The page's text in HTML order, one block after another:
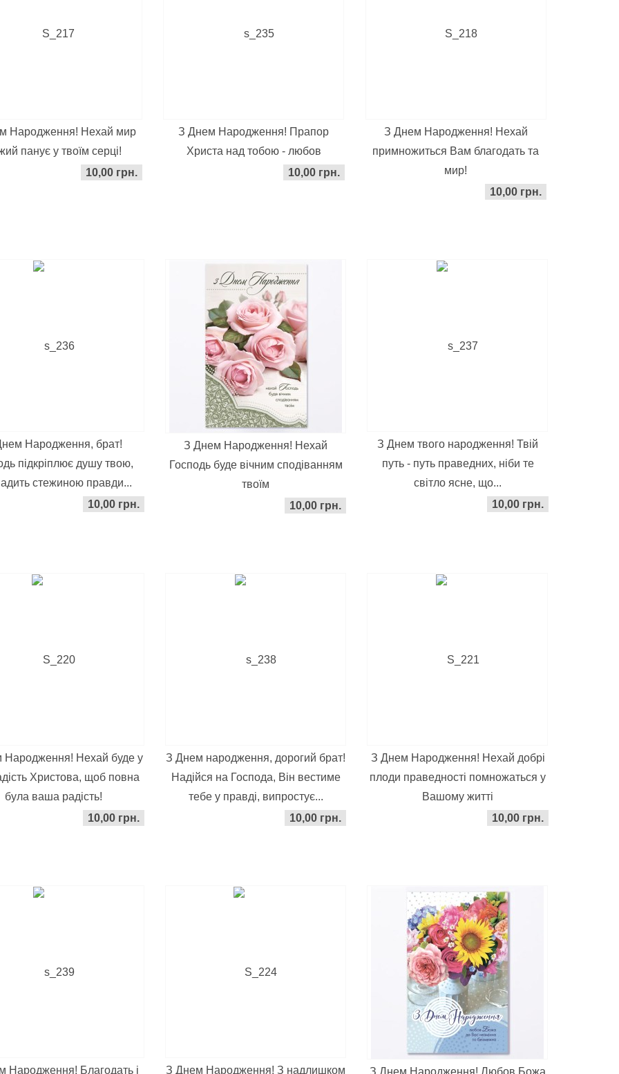
Народження! Нехай мир
панує у твоїм серці!
10,00 грн.
З Днем Народження! Прапор
Христа над тобою - любов
10,00 грн.
З Днем Народження! Нехай
примножиться Вам благодать та
мир!
10,00 грн.
Народження, брат!
підкріплює душу твою,
стежиною правди...
10,00 грн.
З Днем Народження! Нехай
Господь буде вічним сподіванням
твоїм
10,00 грн.
З Днем твого народження! Твій
путь - путь праведних, ніби те
світло ясне, що...
10,00 грн.
Народження! Нехай буде у
Христова, щоб повна
була ваша радість!
10,00 грн.
З Днем народження, дорогий брат!
Надійся на Господа, Він вестиме
тебе у правді, випростує...
10,00 грн.
З Днем Народження! Нехай добрі
плоди праведності помножаться у
Вашому житті
10,00 грн.
Народження! Благодать і
З Днем Народження! З надлишком
З Днем Народження! Любов Божа